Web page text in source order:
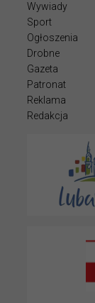
Wywiady
Sport
Ogłoszenia
Drobne
Gazeta
Patronat
Reklama
Redakcja